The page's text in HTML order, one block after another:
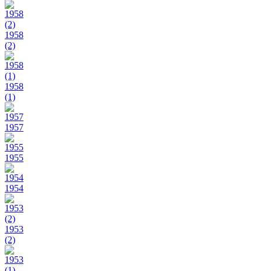
1958
(2)
1958
(1)
1957
1955
1954
1953
(2)